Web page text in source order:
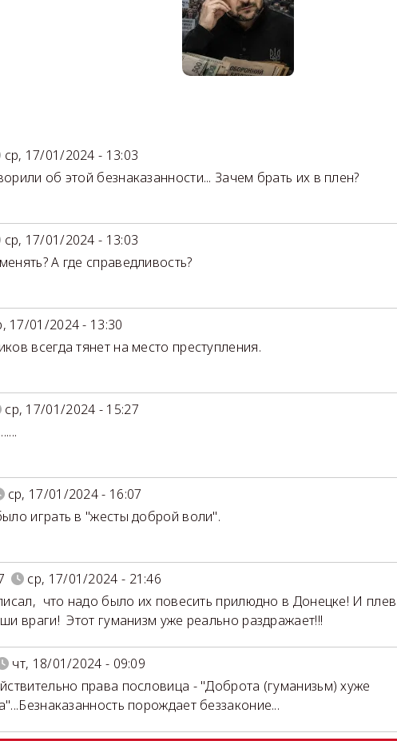
ср, 17/01/2024 - 13:03
об этой безнаказанности... Зачем брать их в плен?
ср, 17/01/2024 - 13:03
А где справедливость?
17/01/2024 - 13:30
всегда тянет на место преступления.
ср, 17/01/2024 - 15:27
ср, 17/01/2024 - 16:07
играть в "жесты доброй воли".
ср, 17/01/2024 - 21:46
что надо было их повесить прилюдно в Донецке! И
враги! Этот гуманизм уже реально раздражает!!!
чт, 18/01/2024 - 09:09
права пословица - "Доброта (гуманизьм) хуже
порождает беззаконие...